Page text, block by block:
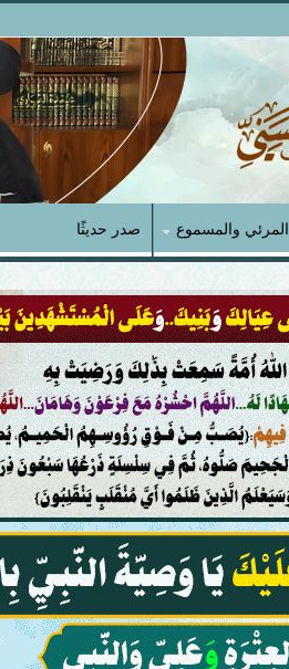
المرئي والمسموع صدر حديثًا